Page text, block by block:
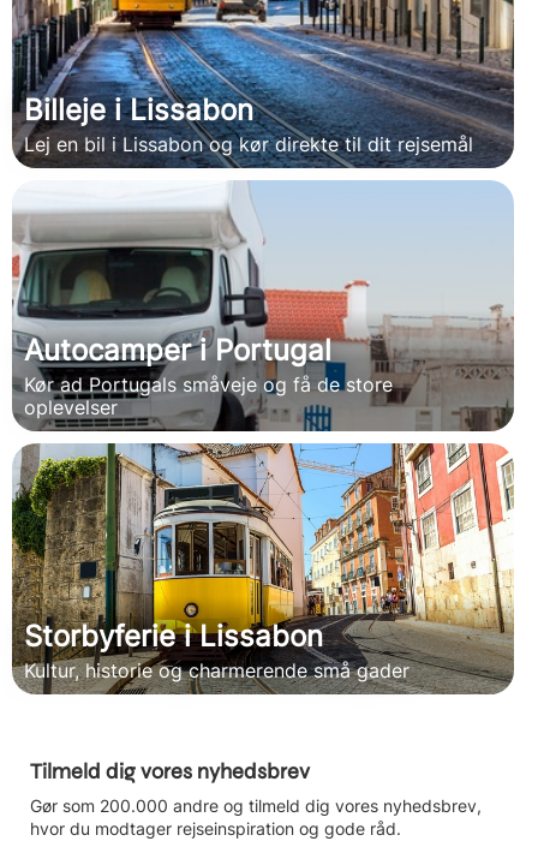
Billeje i Lissabon
Lej en bil i Lissabon og kør direkte til dit rejsemål
Autocamper i Portugal
Kør ad Portugals småveje og få de store
oplevelser
Storbyferie i Lissabon
Kultur, historie og charmerende små gader
Tilmeld dig vores nyhedsbrev
Gør som 200.000 andre og tilmeld dig vores nyhedsbrev,
hvor du modtager rejseinspiration og gode råd.